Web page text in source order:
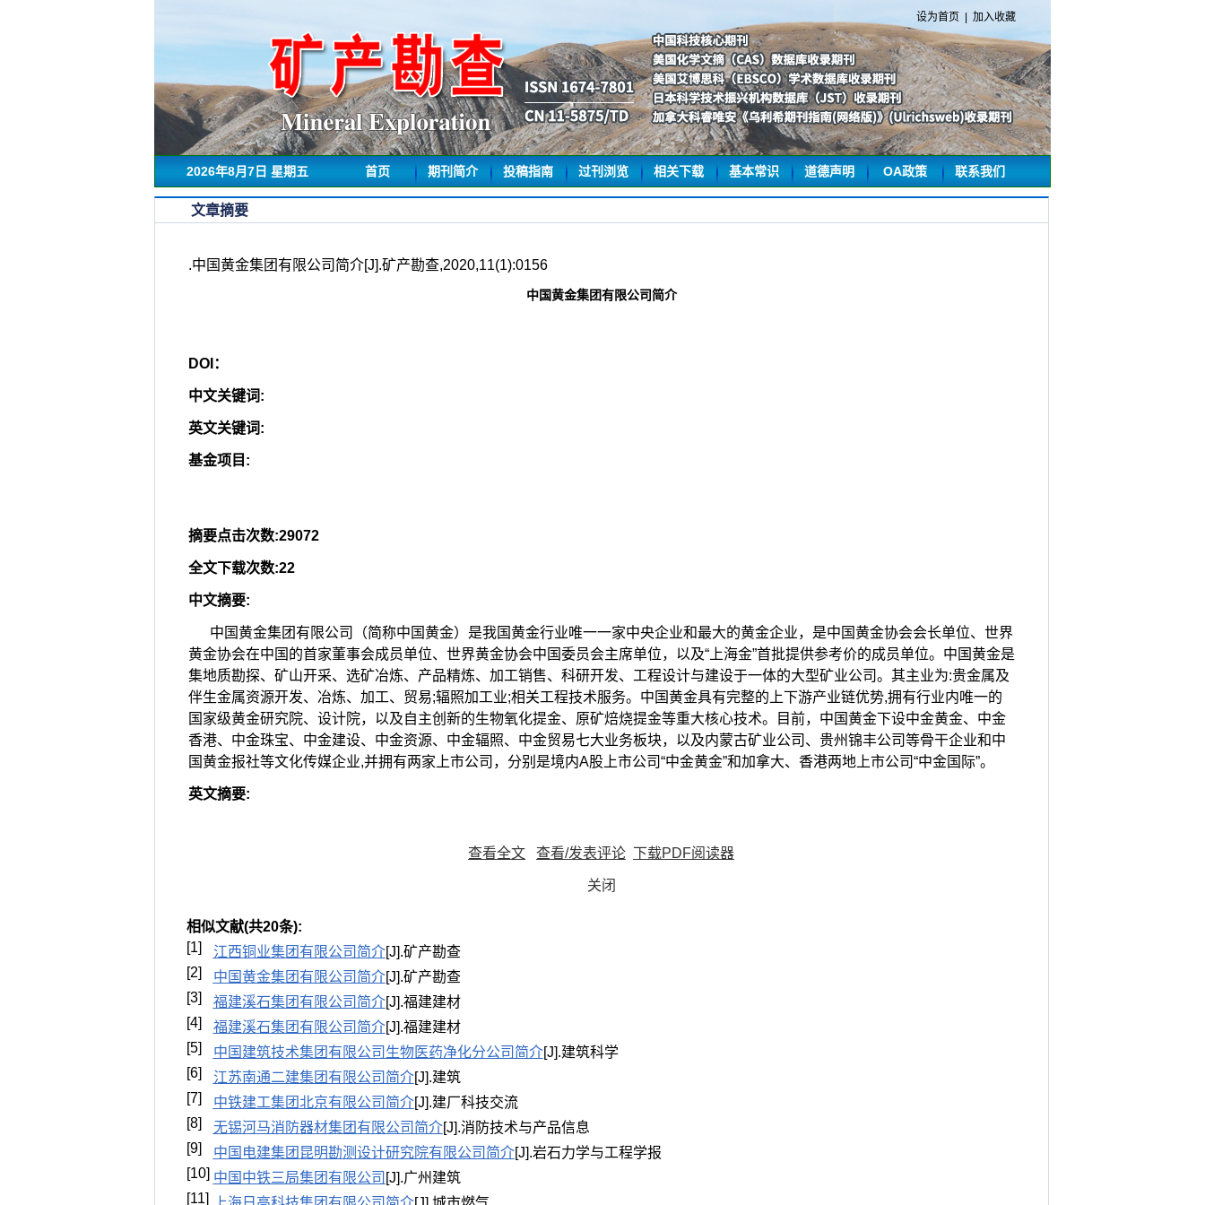
设为首页 加入收藏
2026年8月7日 星期五 首页 期刊简介 投稿指南 过刊浏览 相关下载 基本常识 道德声明 OA政策 联系我们
文章摘要
.中国黄金集团有限公司简介[J].矿产勘查,2020,11(1):0156
中国黄金集团有限公司简介
DOI：
中文关键词:
英文关键词:
基金项目 :
摘要点击次数:29072
全文下载次数:22
中文摘要:
中国黄金集团有限公司（简称中国黄金）是我国黄金行业唯一一家中央企业和最大的黄金企业，是中国黄金协会会长单位、世界
黄金协会在中国的首家董事会成员单位、世界黄金协会中国委员会主席单位，以及“上海金”首批提供参考价的成员单位。中国黄金是
集地质勘探、矿山开采、选矿冶炼、产品精炼、加工销售、科研开发、工程设计与建设于一体的大型矿业公司。其主业为:贵金属及
伴生金属资源开发、冶炼、加工、贸易;辐照加工业;相关工程技术服务。中国黄金具有完整的上下游产业链优势,拥有行业内唯一的
国家级黄金研究院、设计院，以及自主创新的生物氧化提金、原矿焙烧提金等重大核心技术。目前，中国黄金下设中金黄金、中金
香港、中金珠宝、中金建设、中金资源、中金辐照、中金贸易七大业务板块，以及内蒙古矿业公司、贵州锦丰公司等骨干企业和中
国黄金报社等文化传媒企业,并拥有两家上市公司，分别是境内A股上市公司“中金黄金”和加拿大、香港两地上市公司“中金国际”。
英文摘要:
查看全文 查看/发表评论 下载PDF阅读器
关闭
相似文献(共20条):
[1]
江西铜业集团有限公司简介[J].矿产勘查
[2]
中国黄金集团有限公司简介[J].矿产勘查
[3]
福建溪石集团有限公司简介[J].福建建材
[4]
福建溪石集团有限公司简介[J].福建建材
[5]
中国建筑技术集团有限公司生物医药净化分公司简介[J].建筑科学
[6]
江苏南通二建集团有限公司简介[J].建筑
[7]
中铁建工集团北京有限公司简介[J].建厂科技交流
[8]
无锡河马消防器材集团有限公司简介[J].消防技术与产品信息
[9]
中国电建集团昆明勘测设计研究院有限公司简介[J].岩石力学与工程学报
[10] 中国中铁三局集团有限公司 [J].广州建筑
[11]